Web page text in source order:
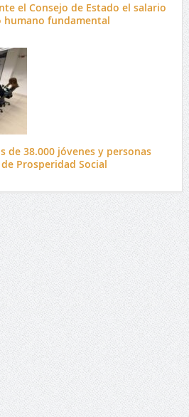
el Consejo de Estado el salario
humano fundamental
de 38.000 jóvenes y personas
Prosperidad Social